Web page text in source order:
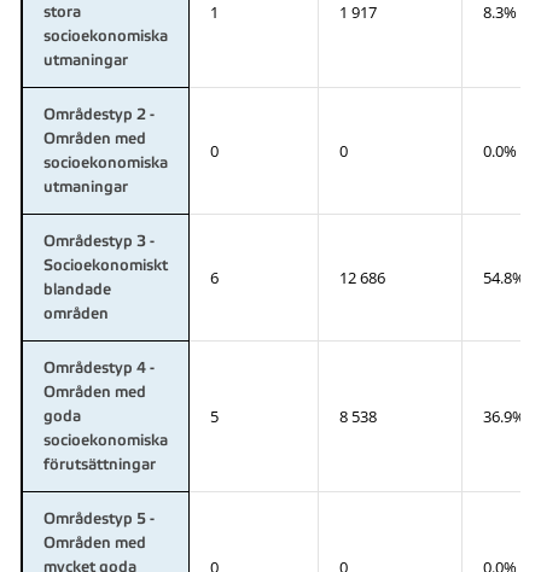
stora
socioekonomiska
utmaningar
1 1 917 8.3%
Områdestyp 2 -
Områden med
socioekonomiska
utmaningar
0 0 0.0%
Områdestyp 3 -
Socioekonomiskt
blandade
områden
6 12 686 54.8%
Områdestyp 4 -
Områden med
goda
socioekonomiska
förutsättningar
5 8 538 36.9%
Områdestyp 5 -
Områden med
mycket goda